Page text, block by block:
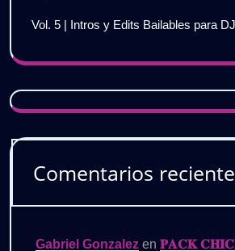
Vol. 5 | Intros y Edits Bailables para
Comentarios
Gabriel Gonzalez en 𝐏𝐀𝐂𝐊